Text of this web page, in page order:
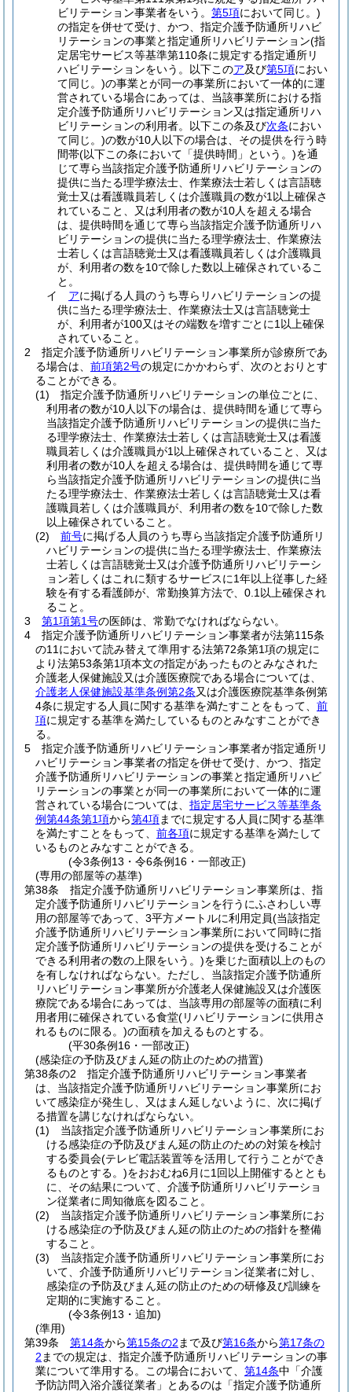
ビリテーション事業者をいう。 第5項において同じ。)
の指定を併せて受け、かつ、指定介護予防通所リハビ
リテーションの事業と指定通所リハビリテーション(指
定居宅サービス等基準第110条に規定する指定通所リ
ハビリテーションをいう。以下このア及び第5項におい
て同じ。)の事業とが同一の事業所において一体的に運
営されている場合にあっては、当該事業所における指
定介護予防通所リハビリテーション又は指定通所リハ
ビリテーションの利用者。以下この条及び次条におい
て同じ。)の数が10人以下の場合は、その提供を行う時
間帯(以下この条において「提供時間」という。)を通
じて専ら当該指定介護予防通所リハビリテーションの
提供に当たる理学療法士、作業療法士若しくは言語聴
覚士又は看護職員若しくは介護職員の数が1以上確保さ
れていること、又は利用者の数が10人を超える場合
は、提供時間を通じて専ら当該指定介護予防通所リハ
ビリテーションの提供に当たる理学療法士、作業療法
士若しくは言語聴覚士又は看護職員若しくは介護職員
が、利用者の数を10で除した数以上確保されているこ
と。
イ
アに掲げる人員のうち専らリハビリテーションの提
供に当たる理学療法士、作業療法士又は言語聴覚士
が、利用者が100又はその端数を増すごとに1以上確保
されていること。
2
指定介護予防通所リハビリテーション事業所が診療所であ
る場合は、 前項第2号の規定にかかわらず、次のとおりとす
ることができる。
(1)
指定介護予防通所リハビリテーションの単位ごとに、
利用者の数が10人以下の場合は、提供時間を通じて専ら
当該指定介護予防通所リハビリテーションの提供に当た
る理学療法士、作業療法士若しくは言語聴覚士又は看護
職員若しくは介護職員が1以上確保されていること、又は
利用者の数が10人を超える場合は、提供時間を通じて専
ら当該指定介護予防通所リハビリテーションの提供に当
たる理学療法士、作業療法士若しくは言語聴覚士又は看
護職員若しくは介護職員が、利用者の数を10で除した数
以上確保されていること。
(2)
前号に掲げる人員のうち専ら当該指定介護予防通所リ
ハビリテーションの提供に当たる理学療法士、作業療法
士若しくは言語聴覚士又は介護予防通所リハビリテーシ
ョン若しくはこれに類するサービスに1年以上従事した経
験を有する看護師が、常勤換算方法で、0.1以上確保され
ること。
3
第1項第1号の医師は、常勤でなければならない。
4
指定介護予防通所リハビリテーション事業者が法第115条
の11において読み替えて準用する法第72条第1項の規定に
より法第53条第1項本文の指定があったものとみなされた
介護老人保健施設又は介護医療院である場合については、
介護老人保健施設基準条例第2条又は介護医療院基準条例第
4条に規定する人員に関する基準を満たすことをもって、 前
項に規定する基準を満たしているものとみなすことができ
る。
5
指定介護予防通所リハビリテーション事業者が指定通所リ
ハビリテーション事業者の指定を併せて受け、かつ、指定
介護予防通所リハビリテーションの事業と指定通所リハビ
リテーションの事業とが同一の事業所において一体的に運
営されている場合については、 指定居宅サービス等基準条
例第44条第1項から第4項までに規定する人員に関する基準
を満たすことをもって、 前各項に規定する基準を満たして
いるものとみなすことができる。
(令3条例13・令6条例16・一部改正)
(専用の部屋等の基準)
第38条
指定介護予防通所リハビリテーション事業所は、指
定介護予防通所リハビリテーションを行うにふさわしい専
用の部屋等であって、3平方メートルに利用定員(当該指定
介護予防通所リハビリテーション事業所において同時に指
定介護予防通所リハビリテーションの提供を受けることが
できる利用者の数の上限をいう。)を乗じた面積以上のもの
を有しなければならない。 ただし、当該指定介護予防通所
リハビリテーション事業所が介護老人保健施設又は介護医
療院である場合にあっては、当該専用の部屋等の面積に利
用者用に確保されている食堂(リハビリテーションに供用さ
れるものに限る。)の面積を加えるものとする。
(平30条例16・一部改正)
(感染症の予防及びまん延の防止のための措置)
第38条の2
指定介護予防通所リハビリテーション事業者
は、当該指定介護予防通所リハビリテーション事業所にお
いて感染症が発生し、又はまん延しないように、次に掲げ
る措置を講じなければならない。
(1)
当該指定介護予防通所リハビリテーション事業所にお
ける感染症の予防及びまん延の防止のための対策を検討
する委員会(テレビ電話装置等を活用して行うことができ
るものとする。)をおおむね6月に1回以上開催するととも
に、その結果について、介護予防通所リハビリテーショ
ン従業者に周知徹底を図ること。
(2)
当該指定介護予防通所リハビリテーション事業所にお
ける感染症の予防及びまん延の防止のための指針を整備
すること。
(3)
当該指定介護予防通所リハビリテーション事業所にお
いて、介護予防通所リハビリテーション従業者に対し、
感染症の予防及びまん延の防止のための研修及び訓練を
定期的に実施すること。
(令3条例13・追加)
(準用)
第39条
第14条から第15条の2 まで及び第16条から第17条の
2 までの規定は、指定介護予防通所リハビリテーションの事
業について準用する。
この場合において、 第14条中「介護
予防訪問入浴介護従業者」とあるのは「指定介護予防通所